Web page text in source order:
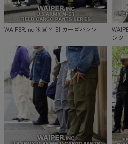
WAIPER.inc 米軍 M-51 カーゴパンツ
ンツ